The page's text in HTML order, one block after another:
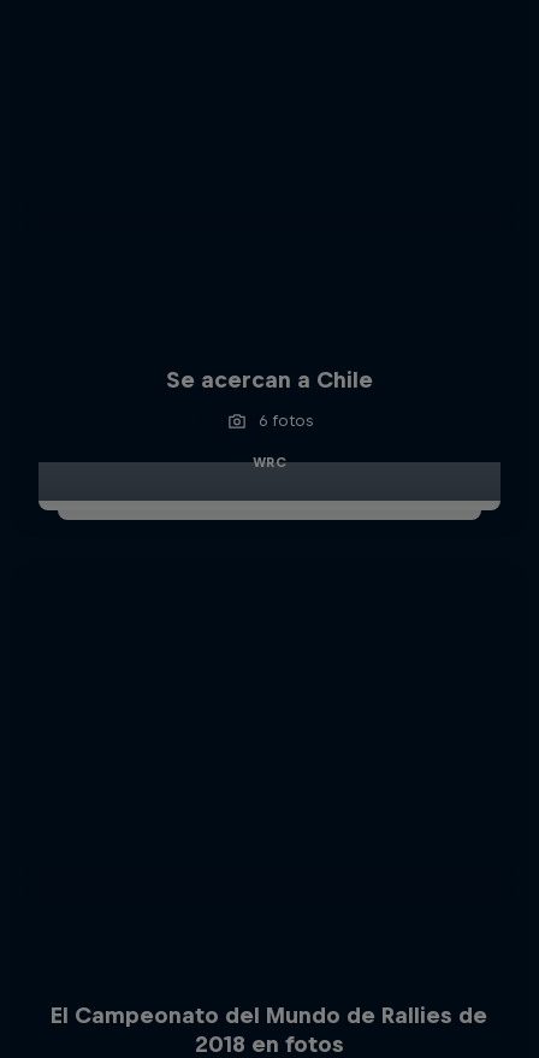
Se acercan a Chile
6 fotos
WRC
El Campeonato del Mundo de Rallies de
2018 en fotos